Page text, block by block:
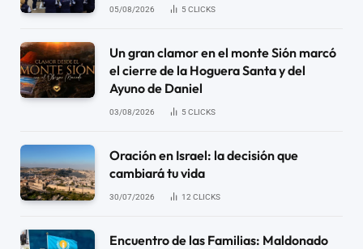
05/08/2026 5CLICKS
Un gran clamor en el monte Sión marcó
el cierre de la Hoguera Santa y del
Ayuno de Daniel
03/08/2026 5CLICKS
Oración en Israel: la decisión que
cambiará tu vida
30/07/2026 12 CLICKS
Encuentro de las Familias: Maldonado